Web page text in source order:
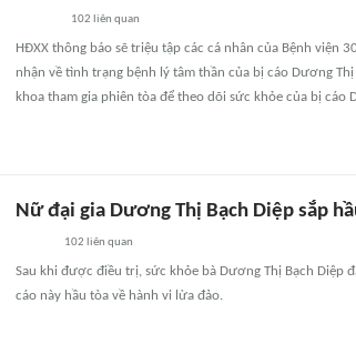
102 liên quan
HĐXX thông báo sẽ triệu tập các cá nhân của Bệnh viện
nhận về tình trạng bệnh lý tâm thần của bị cáo Dương
khoa tham gia phiên tòa để theo dõi sức khỏe của bị cáo
Nữ đại gia Dương Thị Bạch Diệp sắp
102 liên quan
Sau khi được điều trị, sức khỏe bà Dương Thị Bạch Diệp
cáo này hầu tòa về hành vi lừa đảo.